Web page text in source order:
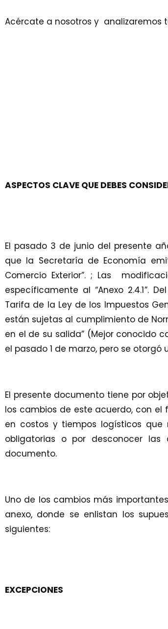
Acércate a nosotros y analizaremos
ASPECTOS CLAVE QUE DEBES
El pasado 3 de junio del presente
que la Secretaría de Economía
Comercio Exterior”.; Las
específicamente al “Anexo 2.4.1”. D
Tarifa de la Ley de los Impuestos
están sujetas al cumplimiento de
en el de su salida”(Mejor conocido
el pasado 1 de marzo, pero se
El presente documento tiene por
los cambios de este acuerdo, con
en costos y tiempos logísticos
obligatorias o por desconocer las
documento.
Uno de los cambios más
anexo, donde se enlistan los
siguientes:
EXCEPCIONES